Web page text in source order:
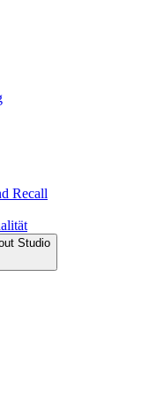
Recall
Studio